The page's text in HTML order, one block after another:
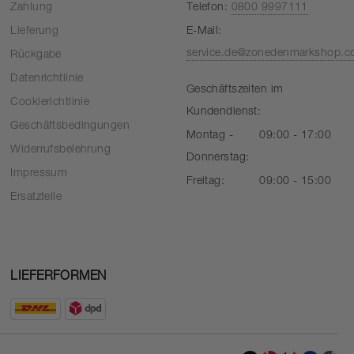
Zahlung
Lieferung
Rückgabe
Datenrichtlinie
Cookierichtlinie
Geschäftsbedingungen
Widerrufsbelehrung
Impressum
Ersatzteile
Telefon: 0800 9997111
E-Mail:
Geschäftszeiten im
Kundendienst:
Montag -
Donnerstag:
09:00 - 17:00
Freitag: 09:00 - 15:00
LIEFERFORMEN